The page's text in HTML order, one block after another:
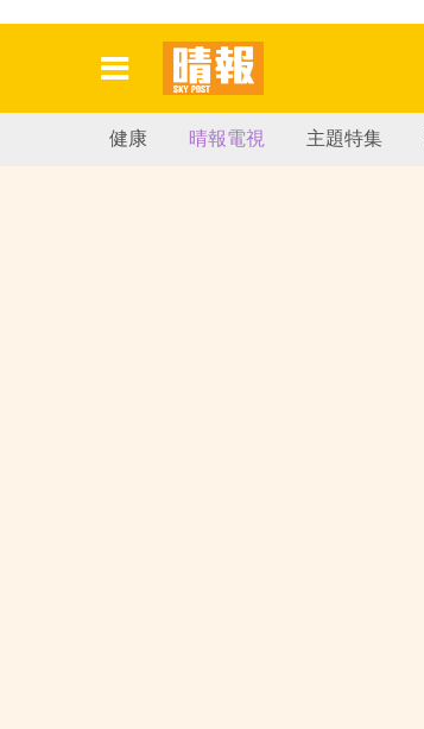
健康 晴報電視 主題特集